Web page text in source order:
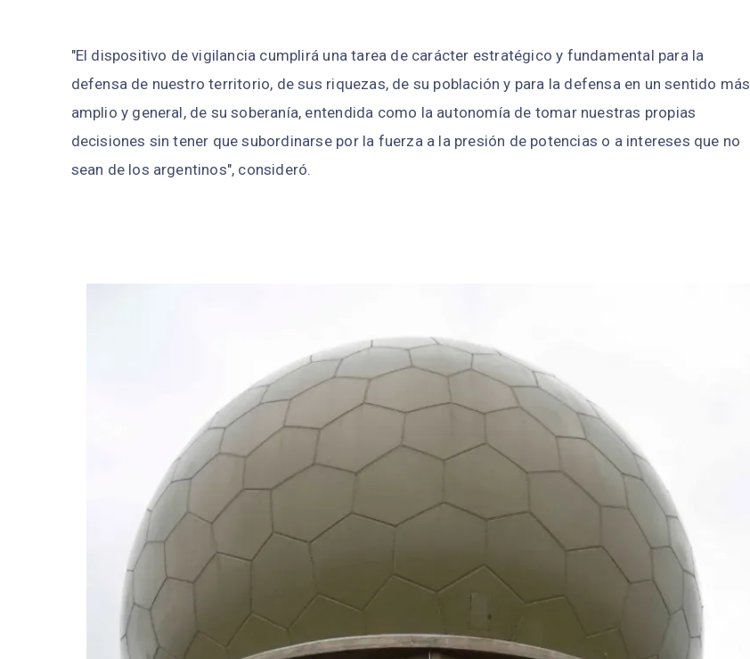
"El dispositivo de vigilancia cumplirá una tarea de carácter estratégico y fundamental para la
defensa de nuestro territorio, de sus riquezas, de su población y para la defensa en un sentido más
amplio y general, de su soberanía, entendida como la autonomía de tomar nuestras propias
decisiones sin tener que subordinarse por la fuerza a la presión de potencias o a intereses que no
sean de los argentinos", consideró.